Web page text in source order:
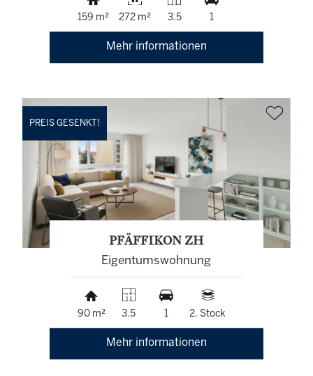
159 m² 272 m² 3.5 1
Mehr informationen
PREIS GESENKT!
PFÄFFIKON ZH
Eigentumswohnung
90 m² 3.5 1 2. Stock
Mehr informationen